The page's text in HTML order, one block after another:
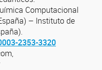
Computacional
– Instituto de
2353-3320